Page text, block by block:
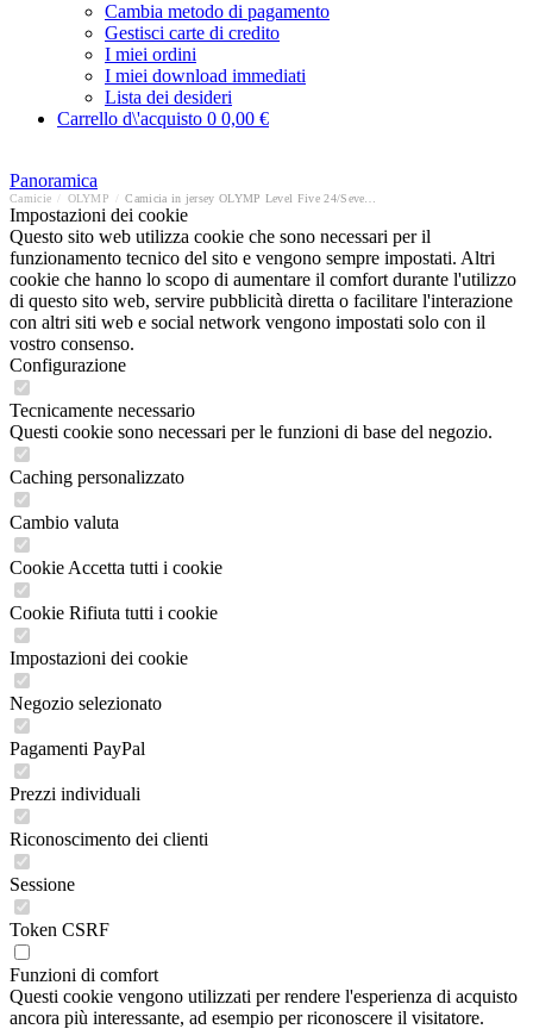
Cambia metodo di pagamento
Gestisci carte di credito
I miei ordini
I miei download immediati
Lista dei desideri
Carrello d\'acquisto 0 0,00 €
Panoramica
Camicie OLYMP
Impostazioni dei cookie
Questo sito web utilizza cookie che sono necessari per il
funzionamento tecnico del sito e vengono sempre impostati. Altri
cookie che hanno lo scopo di aumentare il comfort durante l'utilizzo
di questo sito web, servire pubblicità diretta o facilitare l'interazione
con altri siti web e social network vengono impostati solo con il
vostro consenso.
Configurazione
Tecnicamente necessario
Questi cookie sono necessari per le funzioni di base del negozio.
Caching personalizzato
Cambio valuta
Cookie Accetta tutti i cookie
Cookie Rifiuta tutti i cookie
Impostazioni dei cookie
Negozio selezionato
Pagamenti PayPal
Prezzi individuali
Riconoscimento dei clienti
Sessione
Token CSRF
Funzioni di comfort
Questi cookie vengono utilizzati per rendere l'esperienza di acquisto
ancora più interessante, ad esempio per riconoscere il visitatore.